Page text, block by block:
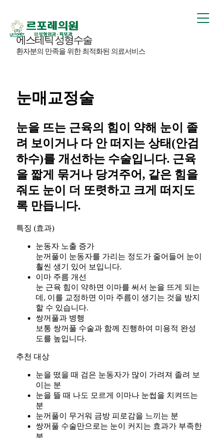
에스테틱 성형수술
에스테틱 성형수술
환자분의 만족을 위한 최적화된 의료서비스
눈매교정술
눈을 뜨는 근육의 힘이 약해 눈이 졸
려 보이거나 다 안 떠지는 상태(안검
하수)를 개선하는 수술입니다. 근육
을 짧게 묶거나 당겨주어, 같은 힘을
줘도 눈이 더 또렷하고 크게 떠지도
록 만듭니다.
특징 (효과)
눈동자 노출 증가
눈꺼풀이 눈동자를 가리는 정도가 줄어들어 눈이
훨씬 생기 있어 보입니다.
이마 주름 개선
눈 근육 힘이 약하면 이마를 써서 눈을 뜨게 되는
데, 이를 교정하면 이마 주름이 생기는 것을 방지
할 수 있습니다.
쌍꺼풀과 병행
보통 쌍꺼풀 수술과 함께 진행하여 미용적 완성
도를 높입니다.
추천 대상
눈을 떴을 때 검은 눈동자가 많이 가려져 졸려 보
이는 분
눈을 뜰 때 나도 모르게 이마나 눈썹을 치켜뜨는
분
눈꺼풀이 무거워 금방 피로감을 느끼는 분
쌍꺼풀 수술만으로는 눈이 커지는 효과가 부족한
분